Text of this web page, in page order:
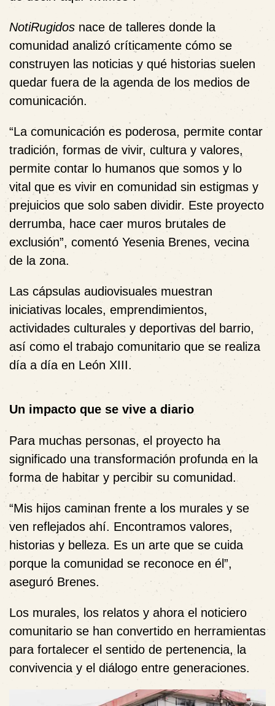
NotiRugidos nace de talleres donde la
comunidad analizó críticamente cómo se
construyen las noticias y qué historias suelen
quedar fuera de la agenda de los medios de
comunicación.
“La comunicación es poderosa, permite contar
tradición, formas de vivir, cultura y valores,
permite contar lo humanos que somos y lo
vital que es vivir en comunidad sin estigmas y
prejuicios que solo saben dividir. Este proyecto
derrumba, hace caer muros brutales de
exclusión”, comentó Yesenia Brenes, vecina
de la zona.
Las cápsulas audiovisuales muestran
iniciativas locales, emprendimientos,
actividades culturales y deportivas del barrio,
así como el trabajo comunitario que se realiza
día a día en León XIII.
Un impacto que se vive a diario
Para muchas personas, el proyecto ha
significado una transformación profunda en la
forma de habitar y percibir su comunidad.
“Mis hijos caminan frente a los murales y se
ven reflejados ahí. Encontramos valores,
historias y belleza. Es un arte que se cuida
porque la comunidad se reconoce en él”,
aseguró Brenes.
Los murales, los relatos y ahora el noticiero
comunitario se han convertido en herramientas
para fortalecer el sentido de pertenencia, la
convivencia y el diálogo entre generaciones.